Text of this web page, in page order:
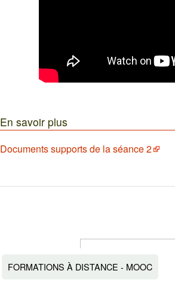
En savoir plus
Documents supports de la séance 2
FORMATIONS À DISTANCE - MOOC